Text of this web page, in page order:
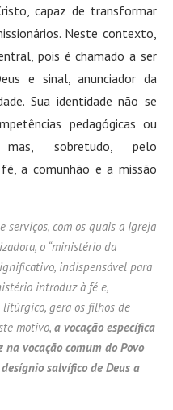
capaz de transformar
Neste contexto,
pois é chamado a ser
e sinal, anunciador da
Sua identidade não se
pedagógicas ou
mas, sobretudo, pelo
a comunhão e a missão
com os quais a Igreja
o “ministério da
indispensável para
introduz à fé e,
gera os filhos de
motivo, a vocação específica
vocação comum do Povo
salvífico de Deus a